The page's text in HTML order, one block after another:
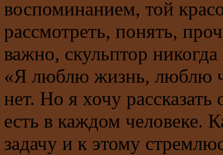
воспоминанием, той
рассмотреть, понять,
важно, скульптор
«Я люблю жизнь, люблю
нет. Но я хочу
есть в каждом человеке.
задачу и к этому